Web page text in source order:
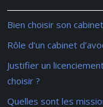
Bien choisir son
Rôle d’un cabinet
Justifier un
choisir ?
Quelles sont les